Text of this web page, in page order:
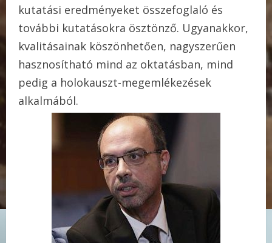
kutatási eredményeket összefoglaló és
további kutatásokra ösztönző. Ugyanakkor,
kvalitásainak köszönhetően, nagyszerűen
hasznosítható mind az oktatásban, mind
pedig a holokauszt-megemlékezések
alkalmából.